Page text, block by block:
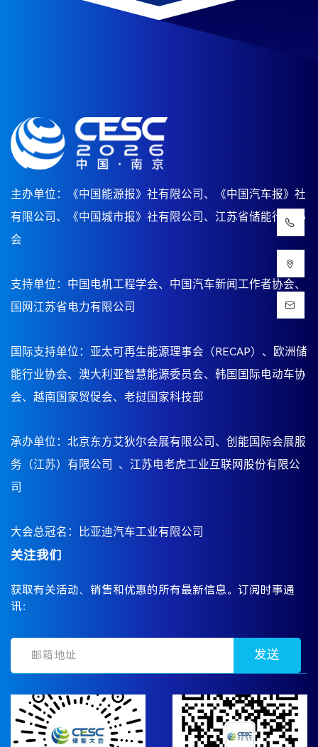
主办单位：《中国能源报》社有限公司、《中国汽车报》社
有限公司、《中国城市报》社有限公司、江苏省储能行业协
会
支持单位：中国电机工程学会、中国汽车新闻工作者协会、
国网江苏省电力有限公司
国际支持单位：亚太可再生能源理事会（RECAP）、欧洲储
能行业协会、澳大利亚智慧能源委员会、韩国国际电动车协
会、越南国家贸促会、老挝国家科技部
承办单位：北京东方艾狄尔会展有限公司、创能国际会展服
务（江苏）有限公司
、江苏电老虎工业互联网股份有限公
司
大会总冠名：比亚迪汽车工业有限公司
关注我们
获取有关活动、销售和优惠的所有最新信息。订阅时事通
讯：
发送